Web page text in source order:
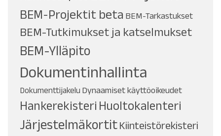
BEM-Projektit beta BEM-Tarkastukset
BEM-Tutkimukset ja katselmukset
BEM-Ylläpito
Dokumentinhallinta
Dokumenttijakelu Dynaamiset käyttöoikeudet
Hankerekisteri Huoltokalenteri
Järjestelmäkortit Kiinteistörekisteri